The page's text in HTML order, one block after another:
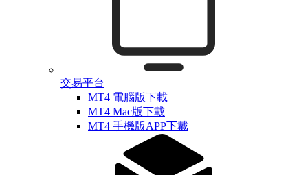
交易平台
MT4 電腦版下載
MT4 Mac版下載
MT4 手機版APP下戴